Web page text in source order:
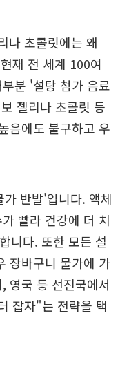
나 초콜릿에는 왜
재 전 세계 100여
분 '설탕 첨가 음료
젤리나 초콜릿 등
음에도 불구하고 우
반발'입니다. 액체
빨라 건강에 더 치
니다. 또한 모든 설
장바구니 물가에 가
영국 등 선진국에서
잡자"는 전략을 택